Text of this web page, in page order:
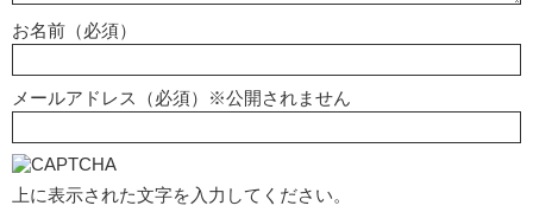
お名前（必須）
メールアドレス（必須）※公開されません
上に表示された文字を入力してください。